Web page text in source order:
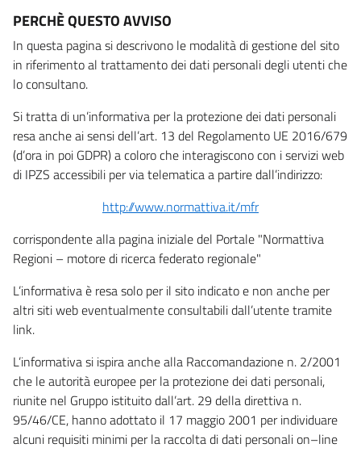
PERCHÈ QUESTO AVVISO
In questa pagina si descrivono le modalità di gestione del sito
in riferimento al trattamento dei dati personali degli utenti che
lo consultano.
Si tratta di un’informativa per la protezione dei dati personali
resa anche ai sensi dell’art. 13 del Regolamento UE 2016/679
(d’ora in poi GDPR) a coloro che interagiscono con i servizi web
di IPZS accessibili per via telematica a partire dall’indirizzo:
http://www.normattiva.it/mfr
corrispondente alla pagina iniziale del Portale "Normattiva
Regioni – motore di ricerca federato regionale"
L’informativa è resa solo per il sito indicato e non anche per
altri siti web eventualmente consultabili dall’utente tramite
link.
L’informativa si ispira anche alla Raccomandazione n. 2/2001
che le autorità europee per la protezione dei dati personali,
riunite nel Gruppo istituito dall’art. 29 della direttiva n.
95/46/CE, hanno adottato il 17 maggio 2001 per individuare
alcuni requisiti minimi per la raccolta di dati personali on–line